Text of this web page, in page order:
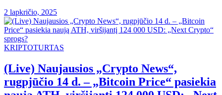
2 lapkričio, 2025
KRIPTOTURTAS
(Live) Naujausios „Crypto News“,
rugpjūčio 14 d. – „Bitcoin Price“ pasiekia